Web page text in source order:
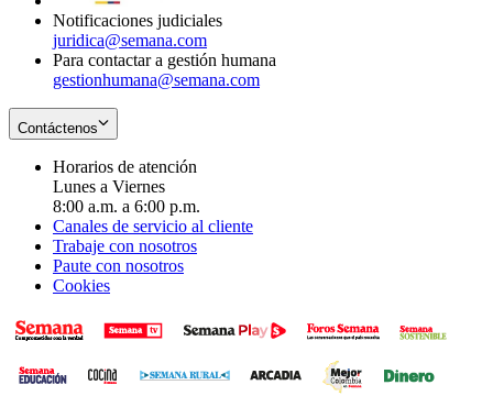
Notificaciones judiciales
juridica@semana.com
Para contactar a gestión humana
gestionhumana@semana.com
Contáctenos
Horarios de atención
Lunes a Viernes
8:00 a.m. a 6:00 p.m.
Canales de servicio al cliente
Trabaje con nosotros
Paute con nosotros
Cookies